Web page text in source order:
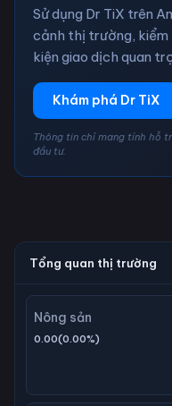
Sử dụng Dr TiX trên
cảnh thị trường, kiểm
kiện giao dịch quan
Khám phá Dr TiX
Thông tin chỉ mang tính hỗ
đầu tư.
Tổng quan thị trường
Nông sản
0.00(0.00%)